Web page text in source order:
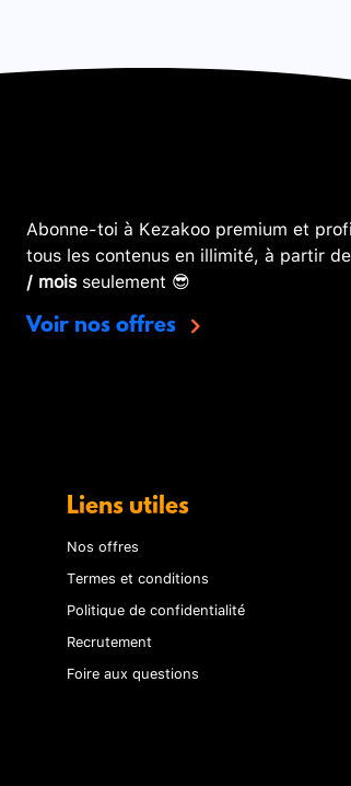
Abonne-toi à Kezakoo premium et
tous les contenus en illimité, à partir de
/ moisseulement 😎
Voir nos offres
Liens utiles
Nos offres
Termes et conditions
Politique de confidentialité
Recrutement
Foire aux questions